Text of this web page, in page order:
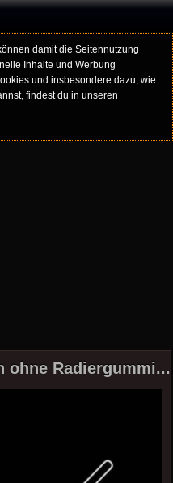
damit die Seitennutzung
Inhalte und Werbung
und insbesondere dazu, wie
findest du in unseren
ohne Radiergummi...